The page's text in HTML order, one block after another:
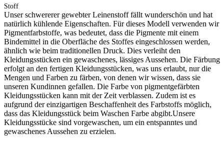
Stoff
Unser schwererer gewebter Leinenstoff fällt wunderschön und hat
natürlich kühlende Eigenschaften. Für dieses Modell verwenden wir
Pigmentfarbstoffe, was bedeutet, dass die Pigmente mit einem
Bindemittel in die Oberfläche des Stoffes eingeschlossen werden,
ähnlich wie beim traditionellen Druck. Dies verleiht den
Kleidungsstücken ein gewaschenes, lässiges Aussehen. Die Färbung
erfolgt an den fertigen Kleidungsstücken, was uns erlaubt, nur die
Mengen und Farben zu färben, von denen wir wissen, dass sie
unseren Kundinnen gefallen. Die Farbe von pigmentgefärbten
Kleidungsstücken kann mit der Zeit verblassen. Zudem ist es
aufgrund der einzigartigen Beschaffenheit des Farbstoffs möglich,
dass das Kleidungsstück beim Waschen Farbe abgibt.Unsere
Kleidungsstücke sind vorgewaschen, um ein entspanntes und
gewaschenes Aussehen zu erzielen.